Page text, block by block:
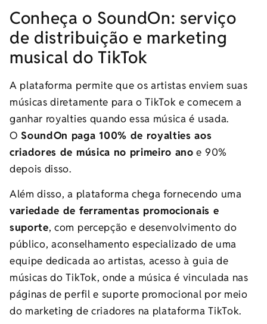
Conheça o SoundOn: serviço
de distribuição e marketing
musical do TikTok
A plataforma permite que os artistas enviem suas
músicas diretamente para o TikTok e comecem a
ganhar royalties quando essa música é usada.
OSoundOn paga 100% de royalties aos
criadores de música no primeiro ano e 90%
depois disso.
Além disso, a plataforma chega fornecendo uma
variedade de ferramentas promocionais e
suporte, com percepção e desenvolvimento do
público, aconselhamento especializado de uma
equipe dedicada ao artistas, acesso à guia de
músicas do TikTok, onde a música é vinculada nas
páginas de perfil e suporte promocional por meio
do marketing de criadores na plataforma TikTok.